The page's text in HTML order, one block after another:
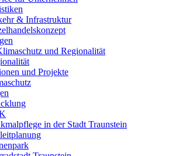
& Infrastruktur
und Regionalität
und Projekte
in der Stadt Traunstein